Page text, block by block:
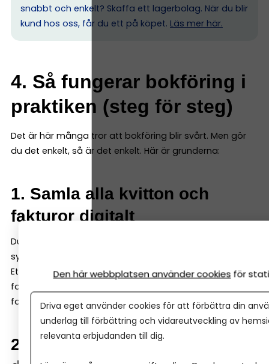
snabbt och enkelt? Skaffa ett lagerbolag. När du blir
kund hos oss, får du ett på köpet. Läs mer här.
4. Så fungerar bokföring i
praktiken (steg för steg)
Det är här många tror att bokföring blir svårt. Men gör
du det enkelt, så är det enkelt. Här är grunderna:
1. Samla alla kvitton och
fakturor digitalt
Du ska inte spara kvitton och fakturor löst – de ska in i
systemet.
Ett bra bokföringsprogram kan både ta emot digitala
fakturor och enkelt scanna in kvitton och fysiska
fakturor – så att du samlar allt i programmet direkt.
2. Registrera varje händelse i
Den här webbplatsen använder cookies för
Driva eget använder cookies för att förbättra din
underlag till förbättring och vidareutveckling av
relevanta erbjudanden till dig.